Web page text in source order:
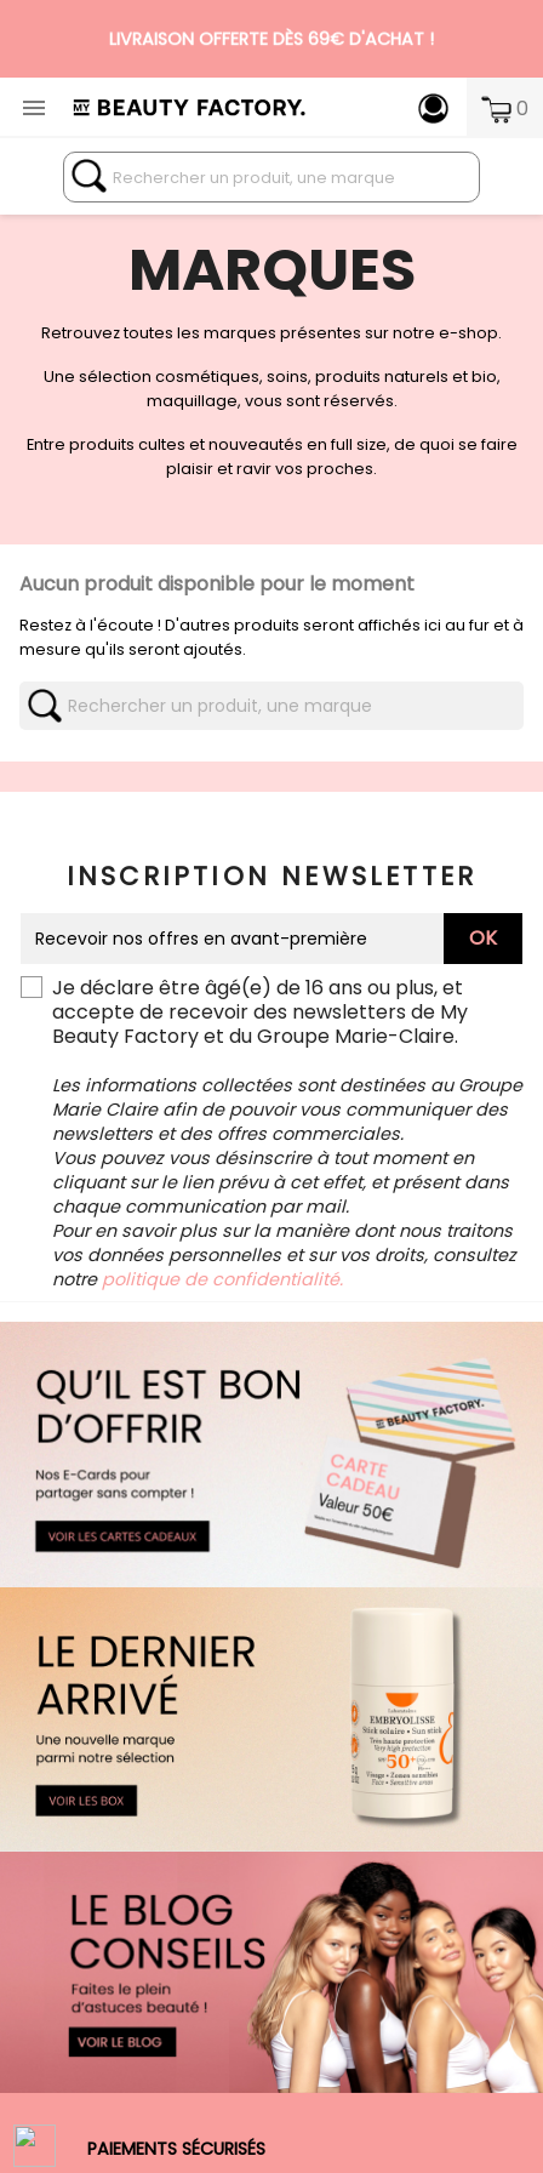
LIVRAISON OFFERTE DÈS 69€ D'ACHAT !
N°1 DES BOX BEAUTÉ PREMIUM SANS ENGAGEMENT
 0
MARQUES
Retrouvez toutes les marques présentes sur notre e-shop.
Une sélection cosmétiques, soins, produits naturels et bio,
maquillage, vous sont réservés.
Entre produits cultes et nouveautés en full size, de quoi se faire
plaisir et ravir vos proches.
Aucun produit disponible pour le moment
Restez à l'écoute ! D'autres produits seront affichés ici au fur et à
mesure qu'ils seront ajoutés.
INSCRIPTION NEWSLETTER
Je déclare être âgé(e) de 16 ans ou plus, et
accepte de recevoir des newsletters de My
Beauty Factory et du Groupe Marie-Claire.
Les informations collectées sont destinées au Groupe
Marie Claire afin de pouvoir vous communiquer des
newsletters et des offres commerciales.
Vous pouvez vous désinscrire à tout moment en
cliquant sur le lien prévu à cet effet, et présent dans
chaque communication par mail.
Pour en savoir plus sur la manière dont nous traitons
vos données personnelles et sur vos droits, consultez
notre politique de confidentialité.
PAIEMENTS SÉCURISÉS